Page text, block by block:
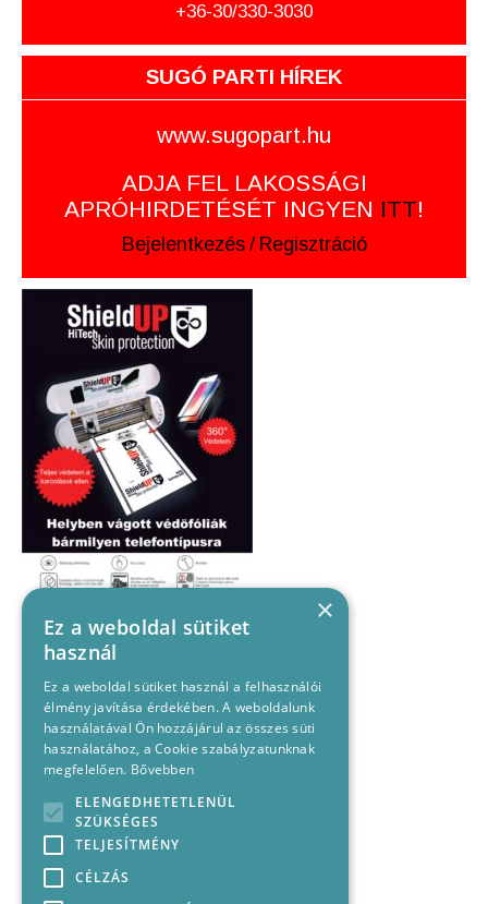
+36-30/330-3030
SUGÓ PARTI HÍREK
www.sugopart.hu
ADJA FEL LAKOSSÁGI
APRÓHIRDETÉSÉT INGYEN ITT!
Bejelentkezés / Regisztráció
×
Ez a weboldal sütiket
használ
Ez a weboldal sütiket használ a felhasználói
élmény javítása érdekében. A weboldalunk
használatával Ön hozzájárul az összes süti
használatához, a Cookie szabályzatunknak
megfelelően. Bővebben
ELENGEDHETETLENÜL
SZÜKSÉGES
TELJESÍTMÉNY
CÉLZÁS